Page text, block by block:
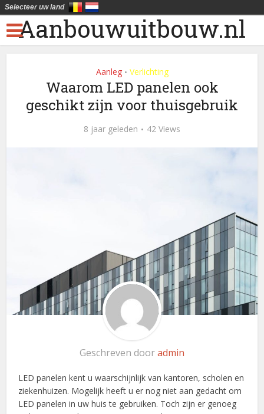
Aanbouwuitbouw.nl
Aanleg • Verlichting
Waarom LED panelen ook
geschikt zijn voor thuisgebruik
8 jaar geleden 42 Views
Geschreven dooradmin
LED panelen kent u waarschijnlijk van kantoren, scholen en
ziekenhuizen. Mogelijk heeft u er nog niet aan gedacht om
LED panelen in uw huis te gebruiken. Toch zijn er genoeg
Selecteer uw land